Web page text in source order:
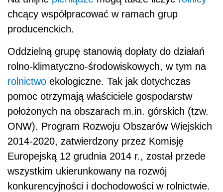
chcący współpracować w ramach grup
producenckich.
Oddzielną grupę stanowią dopłaty do działań
rolno-klimatyczno-środowiskowych, w tym na
rolnictwo ekologiczne. Tak jak dotychczas
pomoc otrzymają właściciele gospodarstw
położonych na obszarach m.in. górskich (tzw.
ONW). Program Rozwoju Obszarów Wiejskich
2014-2020, zatwierdzony przez Komisję
Europejską 12 grudnia 2014 r., został przede
wszystkim ukierunkowany na rozwój
konkurencyjności i dochodowości w rolnictwie.